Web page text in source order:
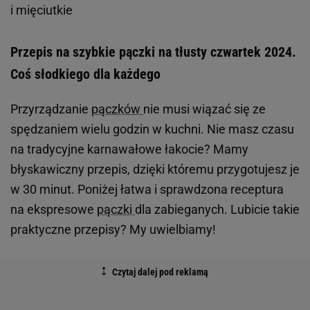
i mięciutkie
Przepis na szybkie pączki na tłusty czwartek 2024.
Coś słodkiego dla każdego
Przyrządzanie pączków nie musi wiązać się ze
spędzaniem wielu godzin w kuchni. Nie masz czasu
na tradycyjne karnawałowe łakocie? Mamy
błyskawiczny przepis, dzięki któremu przygotujesz je
w 30 minut. Poniżej łatwa i sprawdzona receptura
na ekspresowe pączki dla zabieganych. Lubicie takie
praktyczne przepisy? My uwielbiamy!